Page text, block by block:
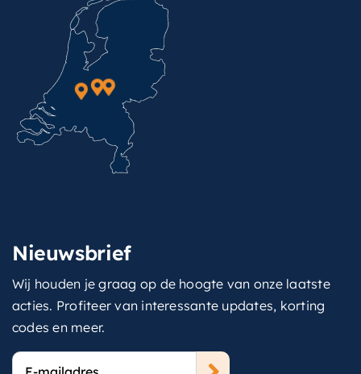
Nieuwsbrief
Wij houden je graag op de hoogte van onze laatste
acties. Profiteer van interessante updates, korting
codes en meer.
E-